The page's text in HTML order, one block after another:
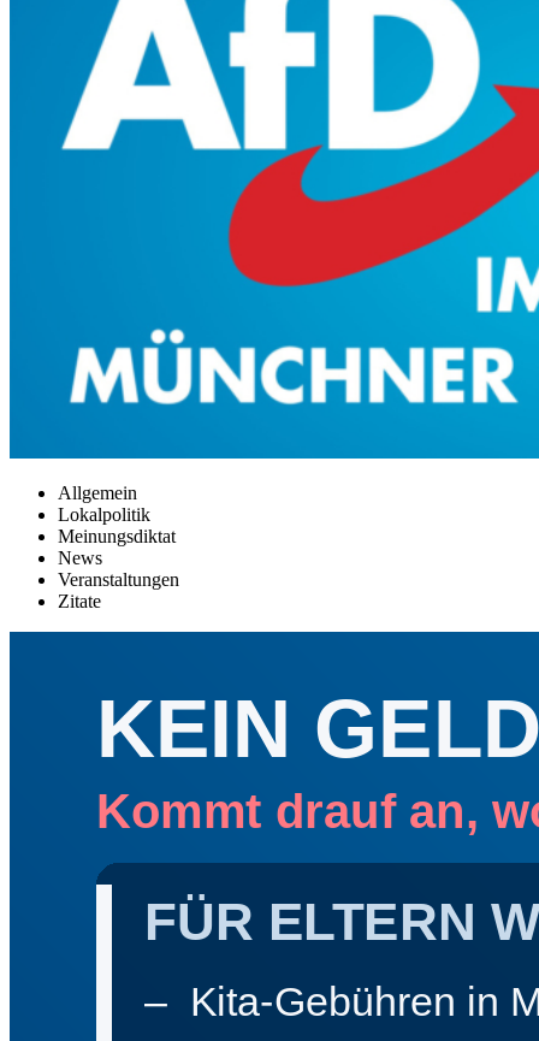
Allgemein
Lokalpolitik
Meinungsdiktat
News
Veranstaltungen
Zitate